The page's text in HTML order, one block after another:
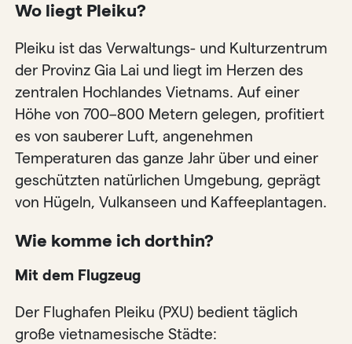
Wo liegt Pleiku?
Pleiku ist das Verwaltungs- und Kulturzentrum
der Provinz Gia Lai und liegt im Herzen des
zentralen Hochlandes Vietnams. Auf einer
Höhe von 700–800 Metern gelegen, profitiert
es von sauberer Luft, angenehmen
Temperaturen das ganze Jahr über und einer
geschützten natürlichen Umgebung, geprägt
von Hügeln, Vulkanseen und Kaffeeplantagen.
Wie komme ich dorthin?
Mit dem Flugzeug
Der Flughafen Pleiku (PXU) bedient täglich
große vietnamesische Städte: